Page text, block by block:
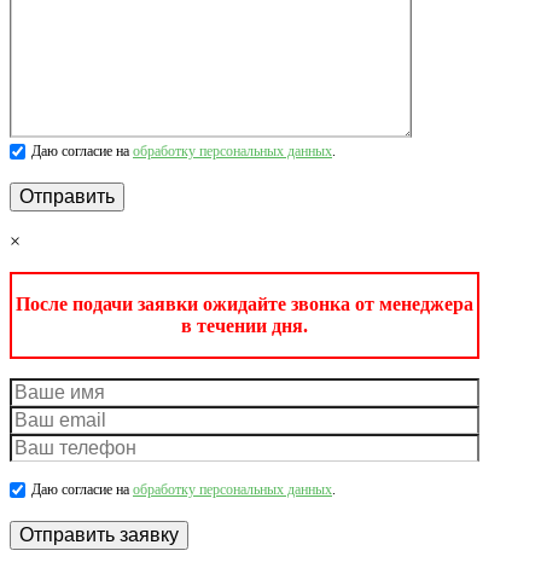
Даю согласие на обработку персональных данных.
×
После подачи заявки ожидайте звонка от менеджера
в течении дня.
Даю согласие на обработку персональных данных.